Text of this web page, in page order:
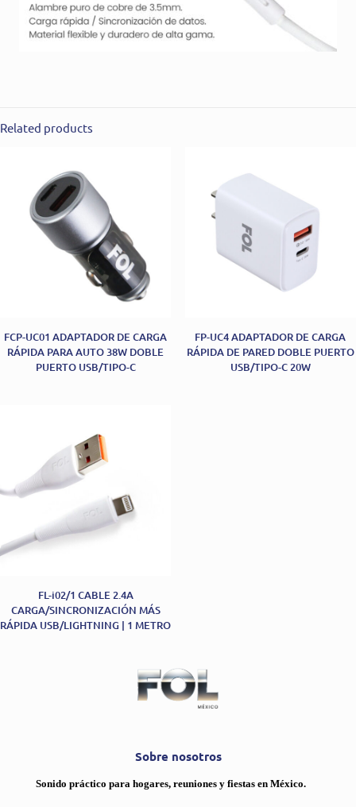
Related products
FCP-UC01 ADAPTADOR DE CARGA
RÁPIDA PARA AUTO 38W DOBLE
PUERTO USB/TIPO-C
FP-UC4 ADAPTADOR DE CARGA
RÁPIDA DE PARED DOBLE PUERTO
USB/TIPO-C 20W
FL-i02/1 CABLE 2.4A
CARGA/SINCRONIZACIÓN MÁS
RÁPIDA USB/LIGHTNING | 1 METRO
Sobre nosotros
Sonido práctico para hogares, reuniones y fiestas en México.